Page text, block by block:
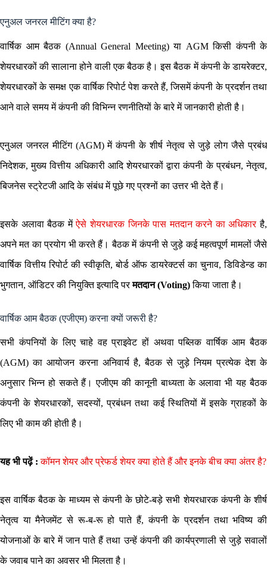
एनुअल जनरल मीटिंग क्या है?
वार्षिक आम बैठक (Annual General Meeting) या AGM किसी कंपनी के
शेयरधारकों की सालाना होने वाली एक बैठक है। इस बैठक में कंपनी के डायरेक्टर,
शेयरधारकों के समक्ष एक वार्षिक रिपोर्ट पेश करते हैं, जिसमें कंपनी के प्रदर्शन तथा
आने वाले समय में कंपनी की विभिन्न रणनीतियों के बारे में जानकारी होती है।
एनुअल जनरल मीटिंग (AGM) में कंपनी के शीर्ष नेतृत्व से जुड़े लोग जैसे प्रबंध
निदेशक, मुख्य वित्तीय अधिकारी आदि शेयरधारकों द्वारा कंपनी के प्रबंधन, नेतृत्व,
बिजनेस स्ट्रेटजी आदि के संबंध में पूछे गए प्रश्नों का उत्तर भी देते हैं।
इसके अलावा बैठक मेंऐसे शेयरधारक जिनके पास मतदान करने का अधिकारहै,
अपने मत का प्रयोग भी करते हैं। बैठक में कंपनी से जुड़े कई महत्वपूर्ण मामलों जैसे
वार्षिक वित्तीय रिपोर्ट की स्वीकृति, बोर्ड ऑफ डायरेक्टर्स का चुनाव, डिविडेन्ड का
भुगतान, ऑडिटर की नियुक्ति इत्यादि परमतदान (Voting)किया जाता है।
वार्षिक आम बैठक (एजीएम) करना क्यों जरूरी है?
सभी कंपनियों के लिए चाहे वह प्राइवेट हों अथवा पब्लिक वार्षिक आम बैठक
(AGM) का आयोजन करना अनिवार्य है, बैठक से जुड़े नियम प्रत्येक देश के
अनुसार भिन्न हो सकते हैं। एजीएम की कानूनी बाध्यता के अलावा भी यह बैठक
कंपनी के शेयरधारकों, सदस्यों, प्रबंधन तथा कई स्थितियों में इसके ग्राहकों के
लिए भी काम की होती है।
यह भी पढ़ें :कॉमन शेयर और प्रेफर्ड शेयर क्या होते हैं और इनके बीच क्या अंतर है?
इस वार्षिक बैठक के माध्यम से कंपनी के छोटे-बड़े सभी शेयरधारक कंपनी के शीर्ष
नेतृत्व या मैनेजमेंट से रू-ब-रू हो पाते हैं, कंपनी के प्रदर्शन तथा भविष्य की
योजनाओं के बारे में जान पाते हैं तथा उन्हें कंपनी की कार्यप्रणाली से जुड़े सवालों
के जवाब पाने का अवसर भी मिलता है।